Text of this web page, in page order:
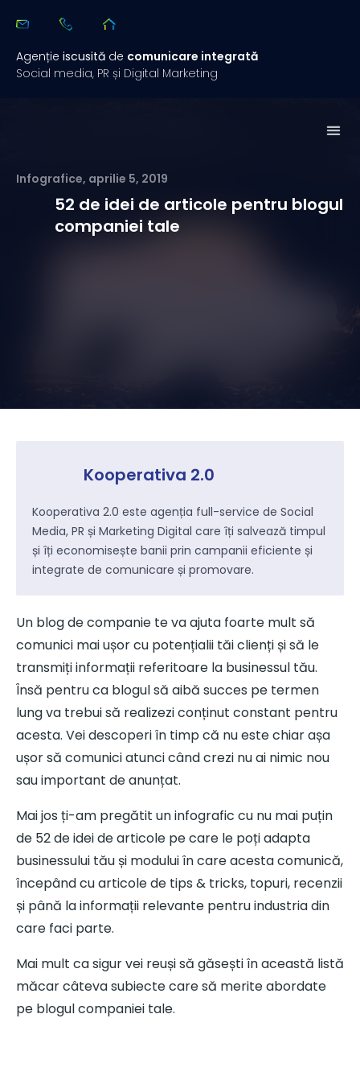
Agenție iscusită de comunicare integrată
Social media, PR și Digital Marketing
Infografice, aprilie 5, 2019
52 de idei de articole pentru blogul
companiei tale
Kooperativa 2.0
Kooperativa 2.0 este agenția full-service de Social
Media, PR și Marketing Digital care îți salvează timpul
și îți economisește banii prin campanii eficiente și
integrate de comunicare și promovare.
Un blog de companie te va ajuta foarte mult să
comunici mai ușor cu potențialii tăi clienți și să le
transmiți informații referitoare la businessul tău.
Însă pentru ca blogul să aibă succes pe termen
lung va trebui să realizezi conținut constant pentru
acesta. Vei descoperi în timp că nu este chiar așa
ușor să comunici atunci când crezi nu ai nimic nou
sau important de anunțat.
Mai jos ți-am pregătit un infografic cu nu mai puțin
de 52 de idei de articole pe care le poți adapta
businessului tău și modului în care acesta comunică,
începând cu articole de tips & tricks, topuri, recenzii
și până la informații relevante pentru industria din
care faci parte.
Mai mult ca sigur vei reuși să găsești în această listă
măcar câteva subiecte care să merite abordate
pe blogul companiei tale.